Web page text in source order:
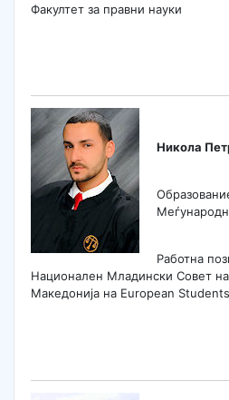
Факултет за правни науки
Никола
Работна
Национален Младински Совет
Македонија на European